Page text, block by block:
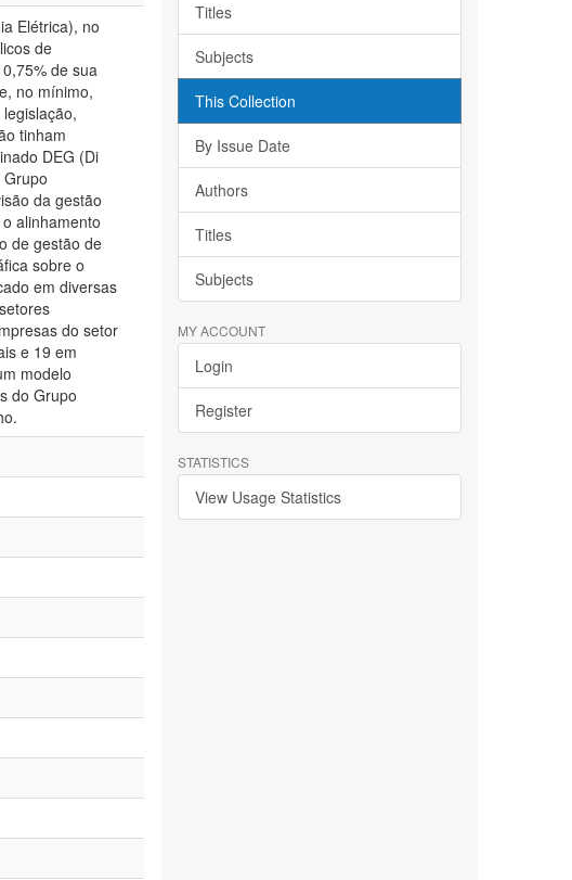
Elétrica), no
de
de sua
no mínimo,
tinham
DEG (Di
da gestão
alinhamento
de gestão de
sobre o
em diversas
do setor
e 19 em
modelo
do Grupo
Titles
Subjects
This Collection
By Issue Date
Authors
Titles
Subjects
MY ACCOUNT
Login
Register
STATISTICS
View Usage Statistics